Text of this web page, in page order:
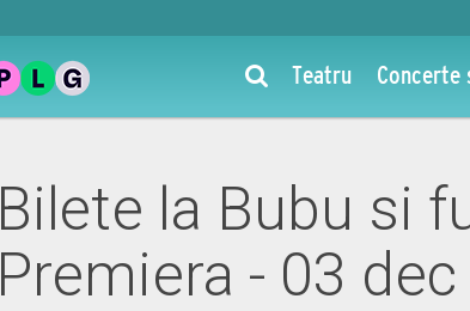
Teatru
Bilete la Bubu si
Premiera - 03